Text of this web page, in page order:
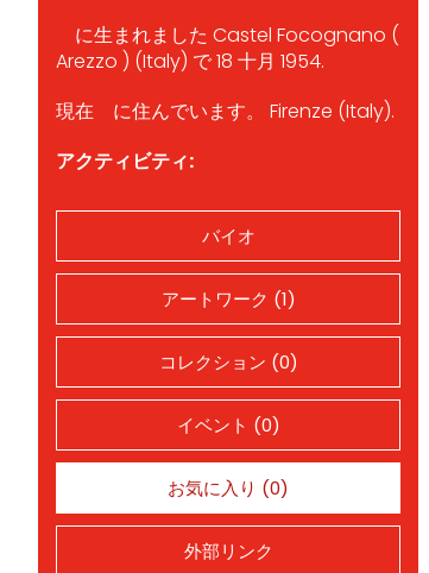
に生まれました Castel Focognano (
Arezzo ) (Italy) で 18 十月 1954.
現在 に住んでいます。 Firenze (Italy).
アクティビティ:
バイオ
アートワーク (1)
コレクション (0)
イベント (0)
お気に入り (0)
外部リンク